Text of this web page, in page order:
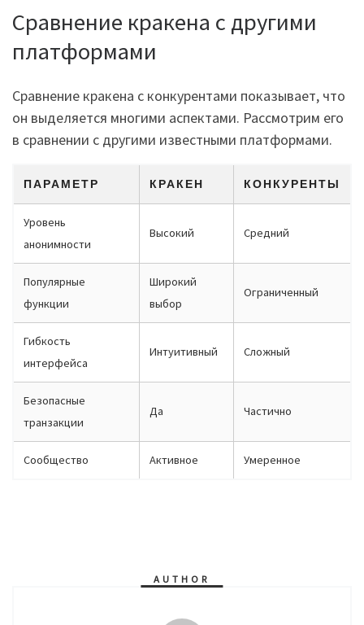
Сравнение кракена с другими
платформами
Сравнение кракена с конкурентами показывает, что
он выделяется многими аспектами. Рассмотрим его
в сравнении с другими известными платформами.
ПАРАМЕТР КРАКЕН КОНКУРЕНТЫ
Уровень
анонимности
Высокий Средний
Популярные
функции
Широкий
выбор
Ограниченный
Гибкость
интерфейса
Интуитивный Сложный
Безопасные
транзакции
Да Частично
Сообщество Активное Умеренное
AUTHOR